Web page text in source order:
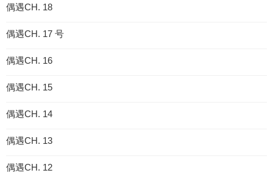
偶遇CH. 18
偶遇CH. 17 号
偶遇CH. 16
偶遇CH. 15
偶遇CH. 14
偶遇CH. 13
偶遇CH. 12